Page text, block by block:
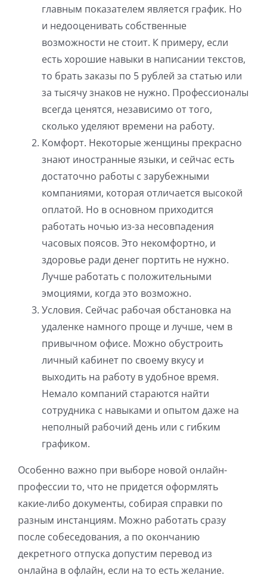
главным показателем является график. Но
и недооценивать собственные
возможности не стоит. К примеру, если
есть хорошие навыки в написании текстов,
то брать заказы по 5 рублей за статью или
за тысячу знаков не нужно. Профессионалы
всегда ценятся, независимо от того,
сколько уделяют времени на работу.
Комфорт. Некоторые женщины прекрасно
знают иностранные языки, и сейчас есть
достаточно работы с зарубежными
компаниями, которая отличается высокой
оплатой. Но в основном приходится
работать ночью из-за несовпадения
часовых поясов. Это некомфортно, и
здоровье ради денег портить не нужно.
Лучше работать с положительными
эмоциями, когда это возможно.
Условия. Сейчас рабочая обстановка на
удаленке намного проще и лучше, чем в
привычном офисе. Можно обустроить
личный кабинет по своему вкусу и
выходить на работу в удобное время.
Немало компаний стараются найти
сотрудника с навыками и опытом даже на
неполный рабочий день или с гибким
графиком.
Особенно важно при выборе новой онлайн-
профессии то, что не придется оформлять
какие-либо документы, собирая справки по
разным инстанциям. Можно работать сразу
после собеседования, а по окончанию
декретного отпуска допустим перевод из
онлайна в офлайн, если на то есть желание.